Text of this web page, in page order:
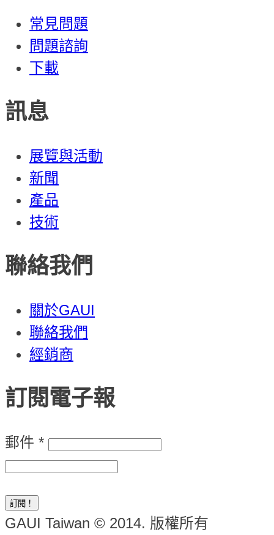
常見問題
問題諮詢
下載
訊息
展覽與活動
新聞
產品
技術
聯絡我們
關於GAUI
聯絡我們
經銷商
訂閱電子報
郵件 *
GAUI Taiwan © 2014. 版權所有